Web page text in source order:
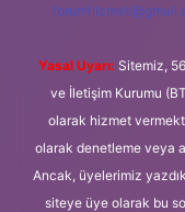
Yasal Uyarı: Sitemiz,
ve İletişim Kurumu
olarak hizmet
olarak denetleme veya
Ancak, üyelerimiz
siteye üye olarak bu